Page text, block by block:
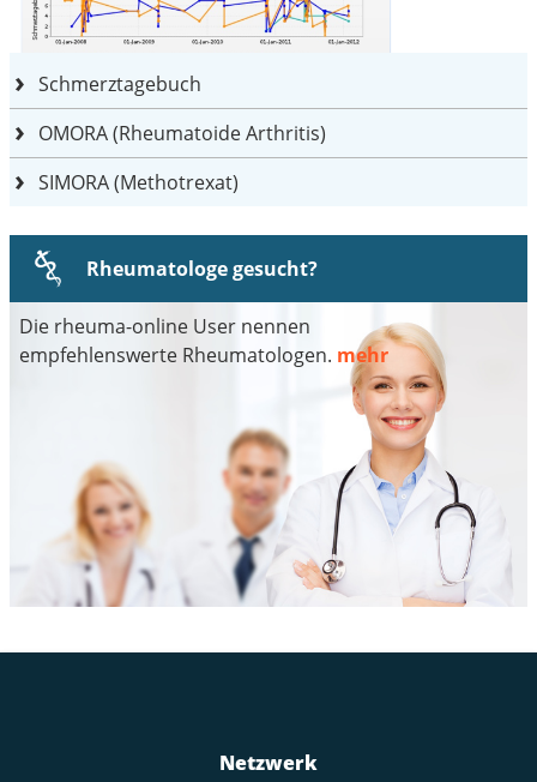
Schmerztagebuch
OMORA (Rheumatoide Arthritis)
SIMORA (Methotrexat)
Rheumatologe gesucht?
Die rheuma-online User nennen
empfehlenswerte Rheumatologen. mehr
Netzwerk